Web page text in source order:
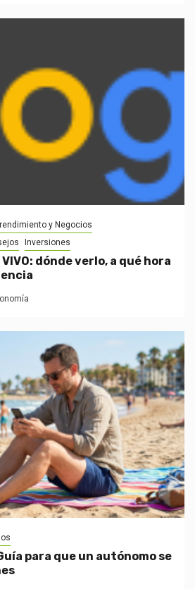
y Negocios
Inversiones
VIVO: dónde verlo, a qué hora
para que un autónomo se